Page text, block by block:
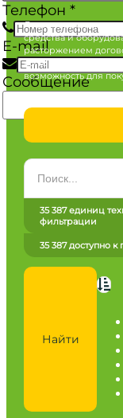
Лизинговые
средства и
расторжением
по конкурентным
возможность для
Марка
Все марки
Город / регион
Найти
35 387 единиц
фильтрации
35 387 доступно к
Телефон *
E-mail
Сообщение